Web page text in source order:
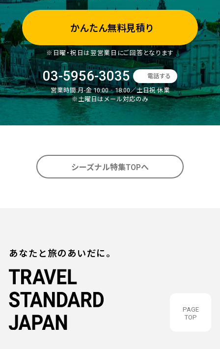
かんたん無料見積り
※日曜・祝日は翌営業日にご回答となります
03-5956-3035 電話する
営業時間:月-金 10:00‐18:00／土日祝 休業
※土曜日はメール対応のみ
シーズナル特集TOPへ
PAGE
TOP
あなたと旅のあいだに。